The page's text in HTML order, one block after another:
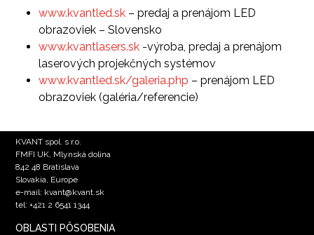
www.kvantled.sk – predaj a prenájom LED
obrazoviek – Slovensko
www.kvantlasers.sk -výroba, predaj a prenájom
laserových projekčných systémov
www.kvantled.sk/galeria.php – prenájom LED
obrazoviek (galéria/referencie)
KVANT spol. s r.o.
FMFI UK, Mlynská dolina
842 48 Bratislava
Slovakia, Europe
e-mail: kvant@kvant.sk
tel: +421 2 6541 1344
OBLASTI PÔSOBENIA